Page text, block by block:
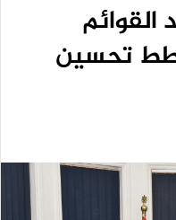
القوائم
تحسين